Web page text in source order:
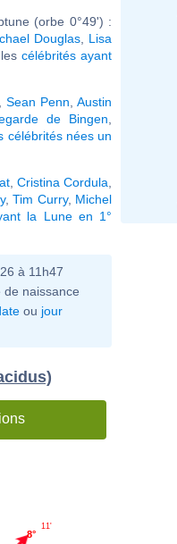
(orbe 0°49') :
Douglas, Lisa
les célébrités ayant
Sean Penn ,Austin
de Bingen
célébrités nées un
Cristina Cordula
,Tim Curry, Michel
la Lune en 1°
à 11h47
naissance
ou jour
8°
11'